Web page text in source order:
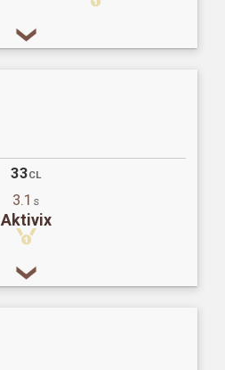
33CL
3.1 s
Aktivix